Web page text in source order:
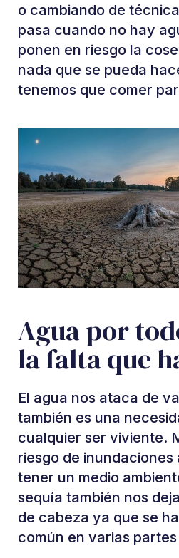
o cambiando de
pasa cuando no hay
ponen en riesgo la
nada que se pueda
tenemos que comer
Agua por
la falta que
El agua nos ataca de
también es una
cualquier ser viviente.
riesgo de inundaciones
tener un medio
sequía también nos
de cabeza ya que se
común en varias